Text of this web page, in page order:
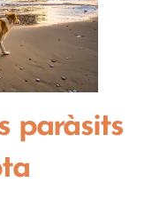
paràsits